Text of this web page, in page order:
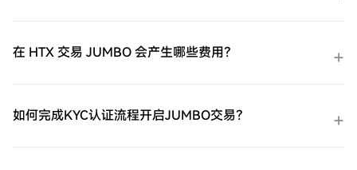
在 HTX 交易 JUMBO 会产生哪些费用？
如何完成KYC认证流程开启JUMBO交易？